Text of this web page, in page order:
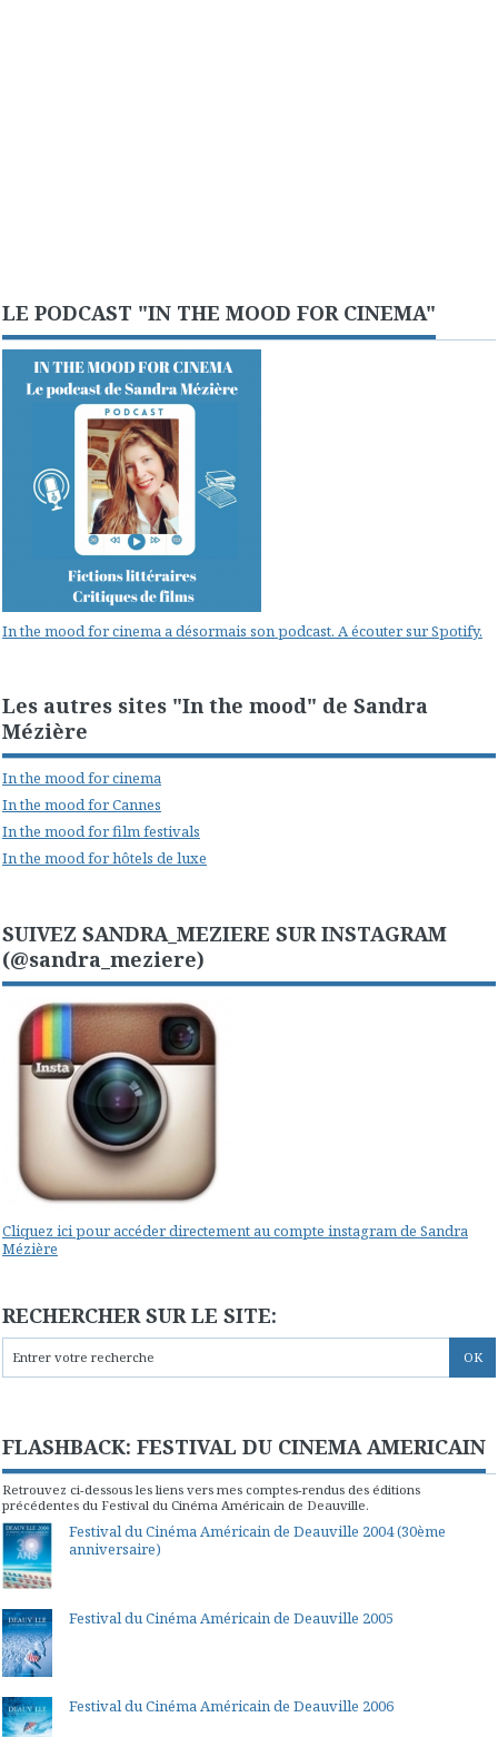
LE PODCAST "IN THE MOOD FOR CINEMA"
In the mood for cinema a désormais son podcast. A écouter sur Spotify.
Les autres sites "In the mood" de Sandra
Mézière
In the mood for cinema
In the mood for Cannes
In the mood for film festivals
In the mood for hôtels de luxe
SUIVEZ SANDRA_MEZIERE SUR INSTAGRAM
(@sandra_meziere)
Cliquez ici pour accéder directement au compte instagram de Sandra
Mézière
RECHERCHER SUR LE SITE:
FLASHBACK: FESTIVAL DU CINEMA AMERICAIN
Retrouvez ci-dessous les liens vers mes comptes-rendus des éditions
précédentes du Festival du Cinéma Américain de Deauville.
Festival du Cinéma Américain de Deauville 2004 (30ème
anniversaire)
Festival du Cinéma Américain de Deauville 2005
Festival du Cinéma Américain de Deauville 2006